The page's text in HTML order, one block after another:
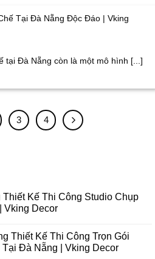
Tại Đà Nẵng Độc Đáo | Vking
tại Đà Nẵng còn là một mô hình [...]
3 4
Kế Thi Công Studio Chụp
Vking Decor
Thiết Kế Thi Công Trọn Gói
Tại Đà Nẵng | Vking Decor